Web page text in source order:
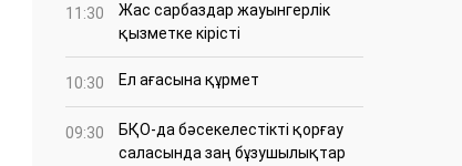
11:30
Жас сарбаздар жауынгерлік
қызметке кірісті
10:30 Ел ағасына құрмет
09:30
БҚО-да бәсекелестікті қорғау
саласында заң бұзушылықтар